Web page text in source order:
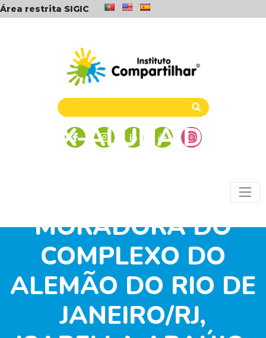
Área restrita SIGIC
EX-ALUNA DO
COMPARTILHAR E
MORADORA DO
COMPLEXO DO
ALEMÃO DO RIO DE
JANEIRO/RJ,